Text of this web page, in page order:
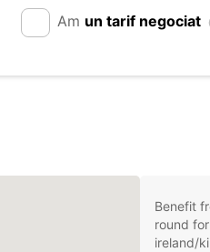
Am un tarif negociat
Benefit
round
ireland/